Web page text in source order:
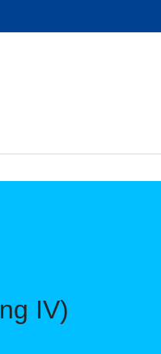
IV)